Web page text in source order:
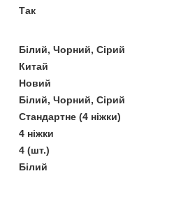
Так
Білий, Чорний, Сірий
Китай
Новий
Білий, Чорний, Сірий
Стандартне (4 ніжки)
4 ніжки
4 (шт.)
Білий